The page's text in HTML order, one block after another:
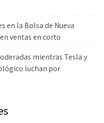
en la Bolsa de Nueva
ventas en corto
mientras Tesla y
luchan por